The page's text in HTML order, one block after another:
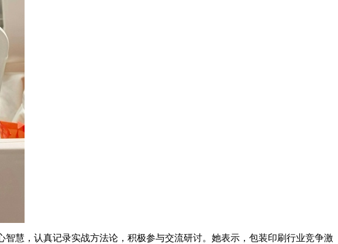
慧，认真记录实战方法论，积极参与交流研讨。她表示，包装印刷行业竞争激